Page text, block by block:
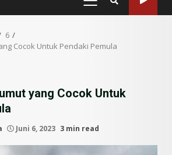
PRIMARY
6
Cocok Untuk Pendaki Pemula
yang Cocok Untuk
Juni 6, 2023 3 min read